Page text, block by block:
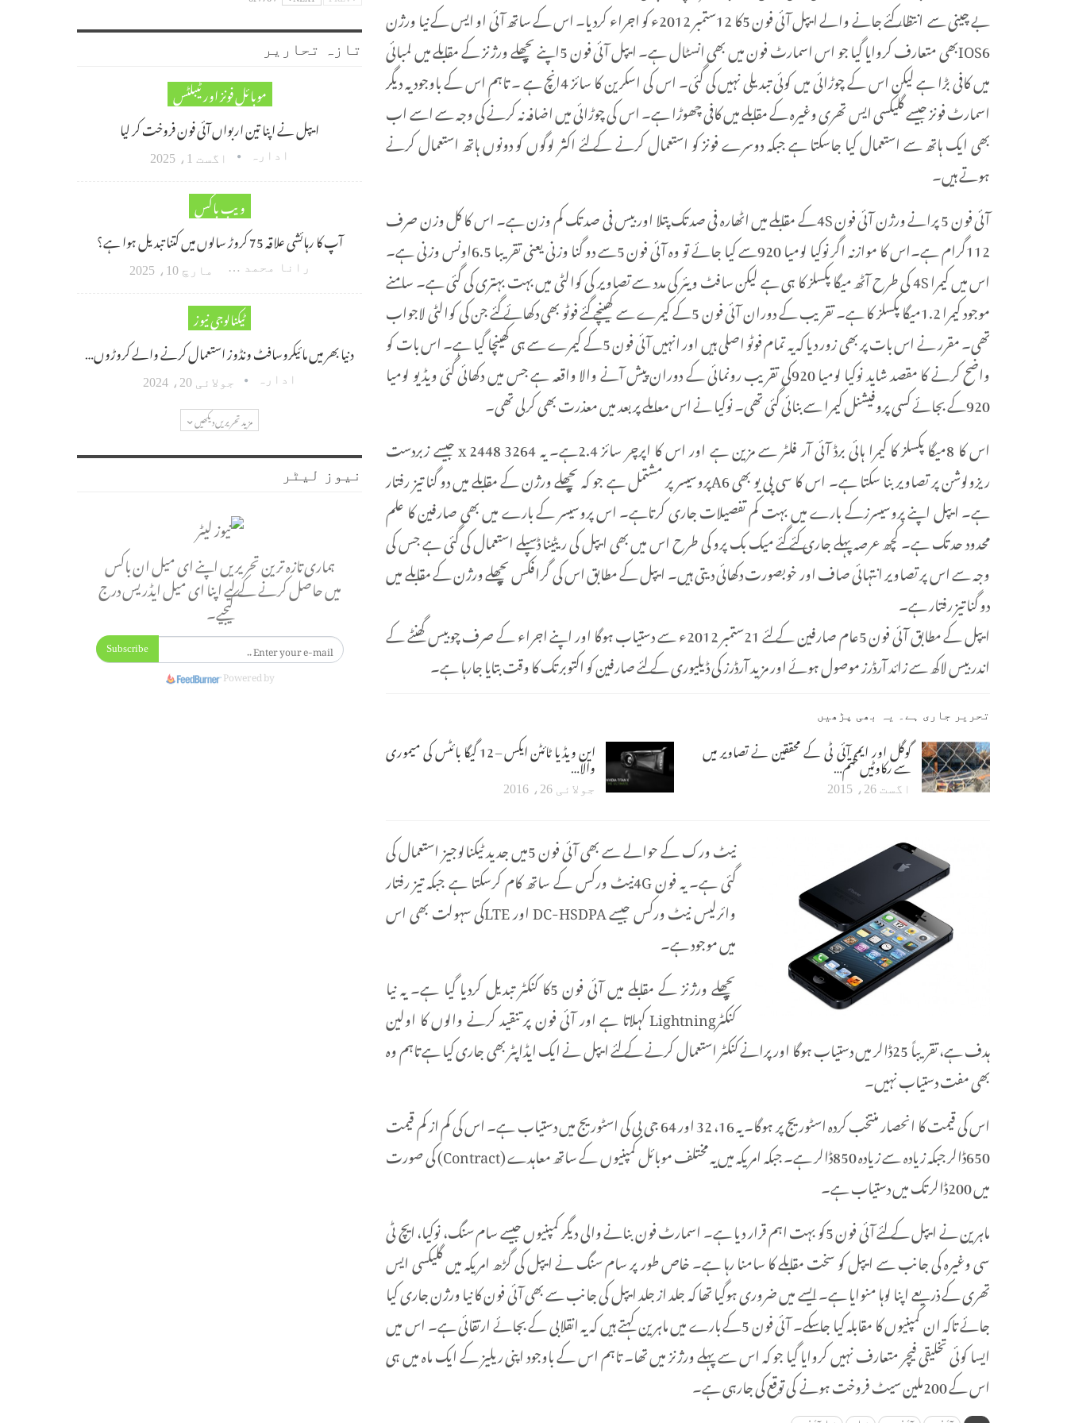
بے چینی سے انتظار کئے جانے والے ایپل آئی فون 5کا 12ستمبر 2012ء کو اجراء کردیا۔ اس کے ساتھ آئی او ایس کے نیا ورژن
IOS6بھی متعارف کروایا گیا جو اس اسمارٹ فون میں بھی انسٹال ہے۔ ایپل آئی فون 5اپنے پچھلے ورژنز کے مقابلے میں لمبائی
میں کافی بڑا ہے لیکن اس کے چوڑائی میں کوئی تبدیلی نہیں کی گئی۔ اس کی اسکرین کا سائز 4انچ ہے ۔ تاہم اس کے باوجود یہ دیگر
اسمارٹ فونز جیسے گلیکسی ایس تھری وغیرہ کے مقابلے میں کافی چھوڑا ہے۔ اس کی چوڑائی میں اضافہ نہ کرنے کی وجہ سے اسے اب
بھی ایک ہاتھ سے استعمال کیا جاسکتا ہے جبکہ دوسرے فونز کو استعمال کرنے کے لئے اکثر لوگوں کو دونوں ہاتھ استعمال کرنے
ہوتے ہیں۔
آئی فون 5 پرانے ورژن آئی فون 4Sکے مقابلے میں اٹھارہ فی صد تک پتلا اور بیس فی صد تک کم وزن ہے۔ اس کا کل وزن صرف
112گرام ہے۔اس کا موازنہ اگر نوکیا لومیا 920سے کیا جائے تو وہ آئی فون 5سے دو گنا وزنی یعنی تقریبا 6.5اونس وزنی ہے۔
اس میں کیمرا 4S کی طرح آٹھ میگا پکسلز کا ہی ہے لیکن سافٹ ویئر کی مدد سے تصاویر کی کوالٹی میں بہت بہتری کی گئی ہے۔ سامنے
موجود کیمرا 1.2میگا پکسلز کا ہے۔ تقریب کے دوران آئی فون 5کے کیمرے سے کھینچے گئے فوٹو بھی دکھائے گئے جن کی کوالٹی لاجواب
تھی۔ مقرر نے اس بات پر بھی زور دیا کہ یہ تمام فوٹو اصلی ہیں اور انہیں آئی فون 5کے کیمرے سے ہی کھینچا گیا ہے۔ اس بات کو
واضح کرنے کا مقصد شاید نوکیا لومیا 920کی تقریب رونمائی کے دوران پیش آنے والا واقعہ ہے جس میں دکھائی گئی ویڈیو لومیا
920کے بجائے کسی پروفیشنل کیمرا سے بنائی گئی تھی۔ نوکیا نے اس معاملے پر بعد میں معذرت بھی کرلی تھی۔
اس کا 8میگا پکسلز کا کیمرا ہائی برڈ آئی آر فلٹر سے مزین ہے اور اس کا اپرچر سائز 2.4ہے۔ یہ 3264 x 2448 جیسے زبردست
ریزولوشن پر تصاویر بنا سکتا ہے۔ اس کا سی پی یو بھی A6پروسیسر پر مشتمل ہے جو کہ پچھلے ورژن کے مقابلے میں دو گنا تیز رفتار
ہے۔ ایپل اپنے پروسیسرزکے بارے میں بہت کم تفصیلات جاری کرتاہے۔ اس پروسیسر کے بارے میں بھی صارفین کا علم
محدود حد تک ہے۔ کچھ عرصہ پہلے جاری کئے گئے میک بک پرو کی طرح اس میں بھی ایپل کی ریٹینا ڈسپلے استعمال کی گئی ہے جس کی
وجہ سے اس پر تصاویر انتہائی صاف اور خوبصورت دکھائی دیتی ہیں۔ ایپل کے مطابق اس کی گرافکس پچھلے ورژن کے مقابلے میں
دو گنا تیز رفتار ہے۔
ایپل کے مطابق آئی فون 5عام صارفین کے لئے 21ستمبر 2012ء سے دستیاب ہوگا اور اپنے اجراء کے صرف چوبیس گھنٹے کے
اندر بیس لاکھ سے زائد آرڈرز موصول ہوئے اور مزید آرڈرز کی ڈیلیوری کے لئے صارفین کو اکتوبر تک کا وقت بتایا جارہا ہے۔
تحریر جاری ہے۔ یہ بھی پڑھیں
گوگل اور ایم آئی ٹی کے محققین نے تصاویر میں
سے رکاوٹیں ختم…
اگست 26، 2015
این ویڈیا ٹائٹن ایکس – 12 گیگا بائٹس کی میموری والا…
جولائی 26، 2016
نیٹ ورک کے حوالے سے بھی آئی فون 5میں جدید ٹیکنالوجیز استعمال کی
گئی ہے۔ یہ فون 4Gنیٹ ورکس کے ساتھ کام کرسکتا ہے جبکہ تیز رفتار
وائرلیس نیٹ ورکس جیسے DC-HSDPA اور LTEکی سہولت بھی اس
میں موجود ہے۔
پچھلے ورژنز کے مقابلے میں آئی فون 5کا کنکٹر تبدیل کردیا گیا ہے۔ یہ نیا
کنکٹرLightning کہلاتا ہے اور آئی فون پر تنقید کرنے والوں کا اولین
ہدف ہے، تقریباً 25ڈالر میں دستیاب ہوگا اور پرانے کنکٹر استعمال کرنے کے لئے ایپل نے ایک ایڈاپٹر بھی جاری کیا ہے تاہم وہ
بھی مفت دستیاب نہیں۔
اس کی قیمت کا انحصار منتخب کردہ اسٹوریج پر ہوگا۔ یہ 16، 32 اور 64 جی بی کی اسٹوریج میں دستیاب ہے۔ اس کی کم از کم قیمت
650ڈالر جبکہ زیادہ سے زیادہ 850ڈالر ہے۔ جبکہ امریکہ میں یہ مختلف موبائل کمپنیوں کے ساتھ معاہدے (Contract) کی صورت
میں 200ڈالر تک میں دستیاب ہے۔
ماہرین نے ایپل کے لئے آئی فون 5کو بہت اہم قرار دیا ہے۔ اسمارٹ فون بنانے والی دیگر کمپنیوں جیسے سام سنگ، نوکیا، ایچ ٹی
سی وغیرہ کی جانب سے ایپل کو سخت مقابلے کا سامنا رہا ہے۔ خاص طور پر سام سنگ نے ایپل کی گڑھ امریکہ میں گلیکسی ایس
تھری کے ذریعے اپنا لوہا منوایا ہے۔ ایسے میں ضروری ہوگیا تھا کہ جلد از جلد ایپل کی جانب سے بھی آئی فون کا نیا ورژن جاری کیا
جائے تاکہ ان کمپنیوں کا مقابلہ کیا جاسکے۔ آئی فون 5کے بارے میں ماہرین کہتے ہیں کہ یہ انقلابی کے بجائے ارتقائی ہے۔ اس میں
ایسا کوئی تخلیقی فیچر متعارف نہیں کروایا گیا جو کہ اس سے پہلے ورژنز میں تھا۔ تاہم اس کے باوجود اپنی ریلیز کے ایک ماہ میں ہی
اس کے 200ملین سیٹ فروخت ہونے کی توقع کی جارہی ہے۔
تازہ تحاریر
موبائل فونز اور ٹیبلٹس
ایپل نے اپنا تین اربواں آئی فون فروخت کر لیا
ادارہ اگست 1، 2025
ویب باکس
آپ کا رہائشی علاقہ 75 کروڑ سالوں میں کتنا تبدیل ہوا ہے؟
رانا محمد امین اکبر مارچ 10، 2025
ٹیکنالوجی نیوز
دنیا بھر میں مائیکروسافٹ ونڈوز استعمال کرنے والے کروڑوں…
ادارہ جولائی 20، 2024
مزید تحریریں دیکھیں
نیوز لیٹر
ہماری تازہ ترین تحریریں اپنے ای میل ان باکس
میں حاصل کرنے کے لیے اپنا ای میل ایڈریس درج
کیجیے۔
Subscribe
Powered by